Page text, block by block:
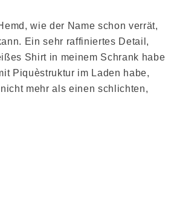
wie der Name schon verrät,
Ein sehr raffiniertes Detail,
Shirt in meinem Schrank habe
Piquèstruktur im Laden habe,
mehr als einen schlichten,